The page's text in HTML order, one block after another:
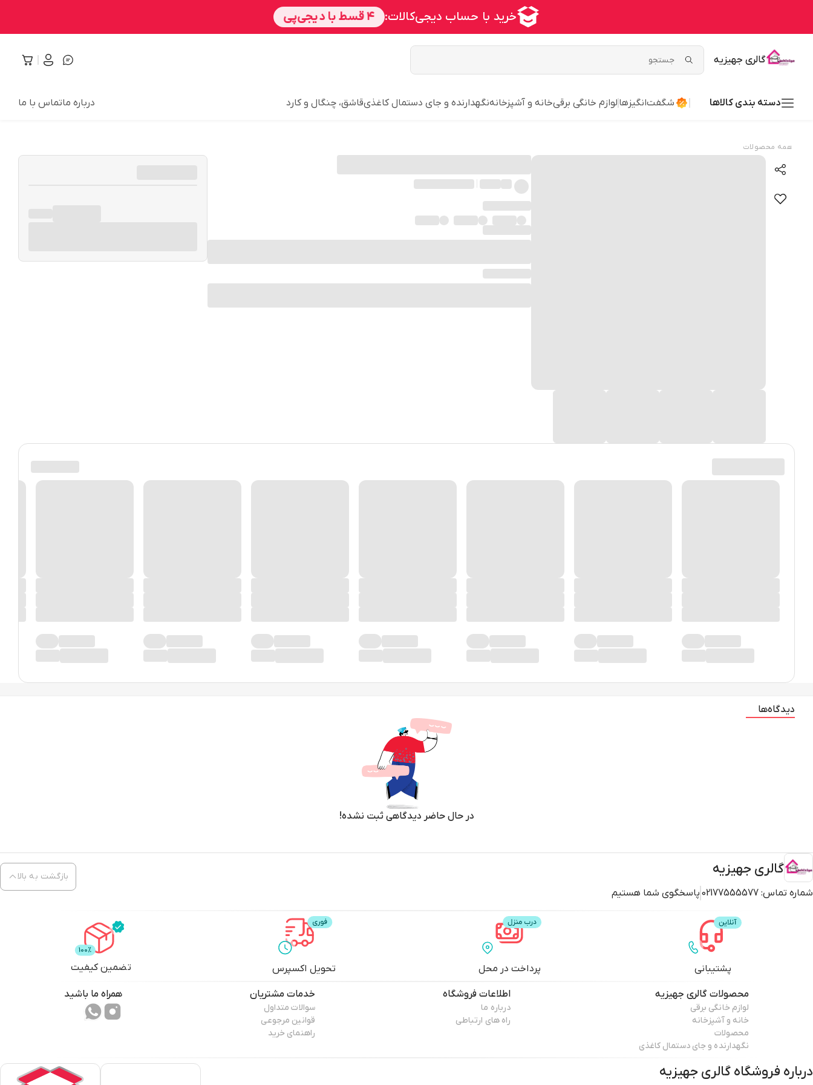
گالری جهیزیه
دسته بندی کالاها شگفت‌انگیزها لوازم خانگی برقیخانه و آشپزخانهنگهدارنده و جای دستمال کاغذیقاشق، چنگال و کارد درباره ماتماس با ما
همه محصولات
دیدگاه‌ها
در حال حاضر دیدگاهی ثبت نشده!
گالری جهیزیه
شماره تماس: 02177555577 پاسخگوی شما هستیم
بازگشت به بالا
پشتیبانی پرداخت در محل تحویل اکسپرس تضمین کیفیت
محصولات گالری جهیزیه
لوازم خانگی برقی
خانه و آشپزخانه
محصولات
نگهدارنده و جای دستمال کاغذی
اطلاعات فروشگاه
درباره ما
راه های ارتباطی
خدمات مشتریان
سوالات متداول
قوانین مرجوعی
راهنمای خرید
همراه ما باشید
درباره فروشگاه گالری جهیزیه